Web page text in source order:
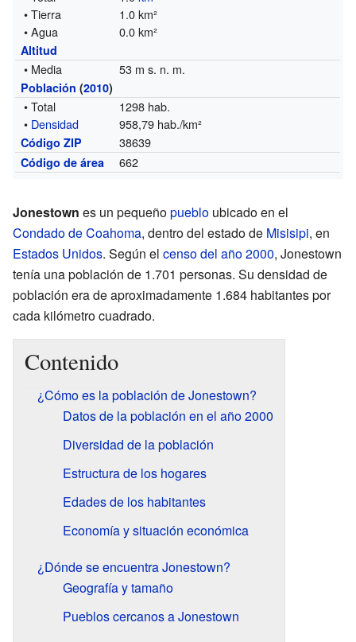
• Tierra
1.0 km²
• Agua
0.0 km²
Altitud
• Media 53 m s. n. m.
Población (2010)
• Total
1298 hab.
• Densidad 958,79 hab./km²
Código ZIP 38639
Código de área 662
Jonestown es un pequeñopueblo ubicado en el
Condado de Coahoma, dentro del estado de Misisipi, en
Estados Unidos. Según el censo del año 2000, Jonestown
tenía una población de 1.701 personas. Su densidad de
población era de aproximadamente 1.684 habitantes por
cada kilómetro cuadrado.
Contenido
¿Cómo es la población de Jonestown?
Datos de la población en el año 2000
Diversidad de la población
Estructura de los hogares
Edades de los habitantes
Economía y situación económica
¿Dónde se encuentra Jonestown?
Geografía y tamaño
Pueblos cercanos a Jonestown